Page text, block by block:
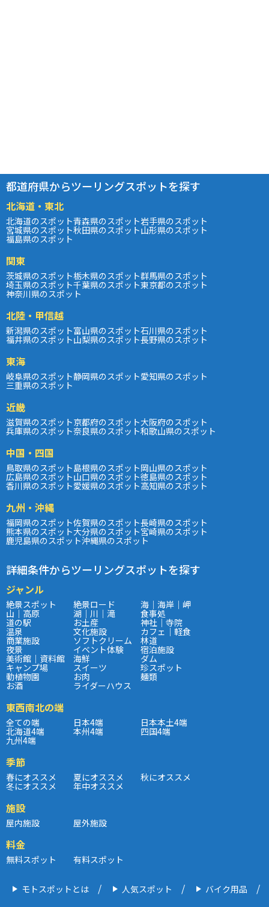
都道府県からツーリングスポットを探す
北海道・東北
北海道のスポット青森県のスポット岩手県のスポット
宮城県のスポット秋田県のスポット山形県のスポット
福島県のスポット
関東
茨城県のスポット栃木県のスポット群馬県のスポット
埼玉県のスポット千葉県のスポット東京都のスポット
神奈川県のスポット
北陸・甲信越
新潟県のスポット富山県のスポット石川県のスポット
福井県のスポット山梨県のスポット長野県のスポット
東海
岐阜県のスポット静岡県のスポット愛知県のスポット
三重県のスポット
近畿
滋賀県のスポット京都府のスポット大阪府のスポット
兵庫県のスポット奈良県のスポット和歌山県のスポット
中国・四国
鳥取県のスポット島根県のスポット岡山県のスポット
広島県のスポット山口県のスポット徳島県のスポット
香川県のスポット愛媛県のスポット高知県のスポット
九州・沖縄
福岡県のスポット佐賀県のスポット長崎県のスポット
熊本県のスポット大分県のスポット宮崎県のスポット
鹿児島県のスポット沖縄県のスポット
詳細条件からツーリングスポットを探す
ジャンル
絶景スポット 絶景ロード 海｜海岸｜岬
山｜高原 湖｜川｜滝 食事処
道の駅 お土産 神社｜寺院
温泉 文化施設 カフェ｜軽食
商業施設 ソフトクリーム 林道
夜景 イベント体験 宿泊施設
美術館｜資料館 海鮮 ダム
キャンプ場 スイーツ 珍スポット
動植物園 お肉 麺類
お酒 ライダーハウス
東西南北の端
全ての端 日本4端 日本本土4端
北海道4端 本州4端 四国4端
九州4端
季節
春にオススメ 夏にオススメ 秋にオススメ
冬にオススメ 年中オススメ
施設
屋内施設 屋外施設
料金
無料スポット 有料スポット
モトスポットとは 人気スポット バイク用品